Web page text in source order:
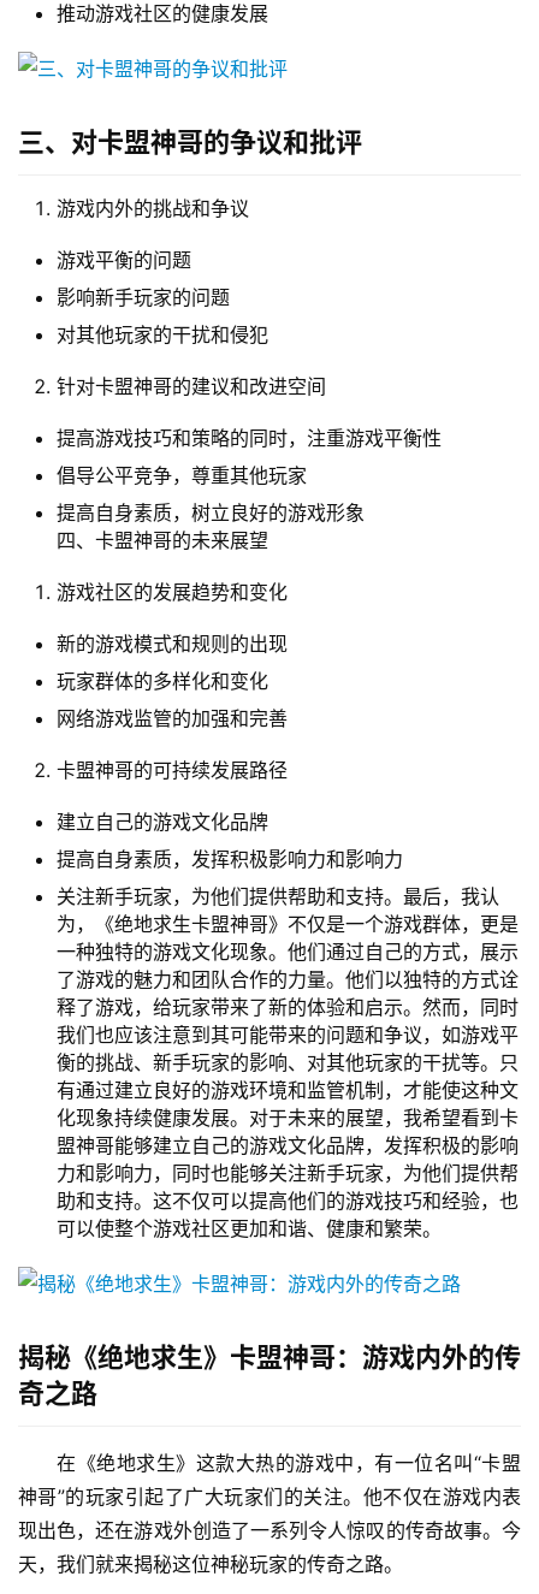
推动游戏社区的健康发展
三、对卡盟神哥的争议和批评
游戏内外的挑战和争议
游戏平衡的问题
影响新手玩家的问题
对其他玩家的干扰和侵犯
针对卡盟神哥的建议和改进空间
提高游戏技巧和策略的同时，注重游戏平衡性
倡导公平竞争，尊重其他玩家
提高自身素质，树立良好的游戏形象
四、卡盟神哥的未来展望
游戏社区的发展趋势和变化
新的游戏模式和规则的出现
玩家群体的多样化和变化
网络游戏监管的加强和完善
卡盟神哥的可持续发展路径
建立自己的游戏文化品牌
提高自身素质，发挥积极影响力和影响力
关注新手玩家，为他们提供帮助和支持。最后，我认
为，《绝地求生卡盟神哥》不仅是一个游戏群体，更是
一种独特的游戏文化现象。他们通过自己的方式，展示
了游戏的魅力和团队合作的力量。他们以独特的方式诠
释了游戏，给玩家带来了新的体验和启示。然而，同时
我们也应该注意到其可能带来的问题和争议，如游戏平
衡的挑战、新手玩家的影响、对其他玩家的干扰等。只
有通过建立良好的游戏环境和监管机制，才能使这种文
化现象持续健康发展。对于未来的展望，我希望看到卡
盟神哥能够建立自己的游戏文化品牌，发挥积极的影响
力和影响力，同时也能够关注新手玩家，为他们提供帮
助和支持。这不仅可以提高他们的游戏技巧和经验，也
可以使整个游戏社区更加和谐、健康和繁荣。
揭秘《绝地求生》卡盟神哥：游戏内外的传
奇之路
在《绝地求生》这款大热的游戏中，有一位名叫“卡盟
神哥”的玩家引起了广大玩家们的关注。他不仅在游戏内表
现出色，还在游戏外创造了一系列令人惊叹的传奇故事。今
天，我们就来揭秘这位神秘玩家的传奇之路。